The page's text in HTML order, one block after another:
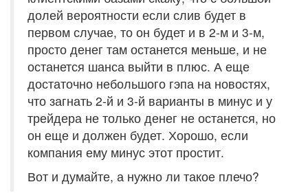
долей вероятности если слив будет в
первом случае, то он будет и в 2-м и 3-м,
просто денег там останется меньше, и не
останется шанса выйти в плюс. А еще
достаточно небольшого гэпа на новостях,
что загнать 2-й и 3-й варианты в минус и у
трейдера не только денег не останется, но
он еще и должен будет. Хорошо, если
компания ему минус этот простит.
Вот и думайте, а нужно ли такое плечо?